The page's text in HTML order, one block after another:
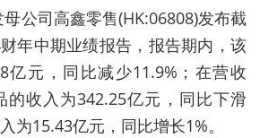
公司高鑫零售(HK:06808)发布截
年中期业绩报告，报告期内，该
亿元，同比减少11.9%；在营收
的收入为342.25亿元，同比下滑
为15.43亿元，同比增长1%。